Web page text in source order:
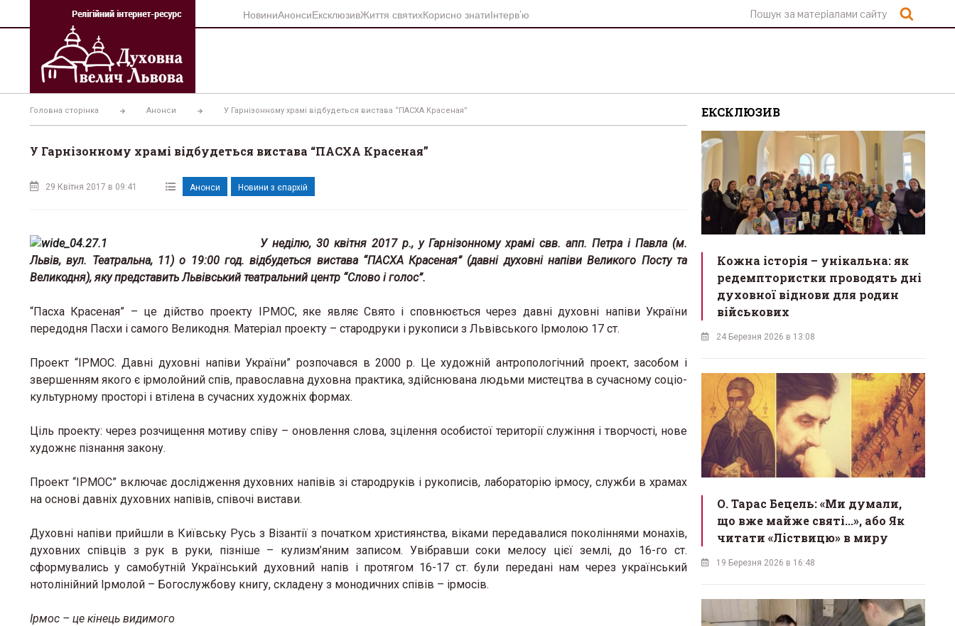
вмісту
НовиниАнонсиЕксклюзивЖиття святихКорисно знатиІнтерв’ю
Головна сторінка Анонси У Гарнізонному храмі відбудеться вистава “ПАСХА Красеная”
У Гарнізонному храмі відбудеться вистава “ПАСХА Красеная”
29 Квітня 2017 в 09:41 Анонси Новини з єпархій
У неділю, 30 квітня 2017 р., у Гарнізонному храмі свв. апп. Петра і Павла (м.
Львів, вул. Театральна, 11) о 19:00 год. відбудеться вистава “ПАСХА Красеная” (давні духовні напіви Великого Посту та
Великодня), яку представить Львівський театральний центр “Слово і голос”.
“Пасха Красеная” – це дійство проекту ІРМОС, яке являє Свято і сповнюється через давні духовні напіви України
передодня Пасхи і самого Великодня. Матеріал проекту – стародруки і рукописи з Львівського Ірмолою 17 ст.
Проект “ІРМОС. Давні духовні напіви України” розпочався в 2000 р. Це художній антропологічний проект, засобом і
звершенням якого є ірмолойний спів, православна духовна практика, здійснювана людьми мистецтва в сучасному соціо-
культурному просторі і втілена в сучасних художніх формах.
Ціль проекту: через розчищення мотиву співу – оновлення слова, зцілення особистої території служіння і творчості, нове
художнє пізнання закону.
Проект “ІРМОС” включає дослідження духовних напівів зі стародруків і рукописів, лабораторію ірмосу, служби в храмах
на основі давніх духовних напівів, співочі вистави.
Духовні напіви прийшли в Київську Русь з Візантії з початком християнства, віками передавалися поколіннями монахів,
духовних співців з рук в руки, пізніше – кулизм’яним записом. Увібравши соки мелосу цієї землі, до 16-го ст.
сформувались у самобутній Український духовний напів і протягом 16-17 ст. були передані нам через український
нотолінійний Ірмолой – Богослужбову книгу, складену з монодичних співів – ірмосів.
Ірмос – це кінець видимого
ЕКСКЛЮЗИВ
Кожна історія – унікальна: як
редемптористки проводять дні
духовної віднови для родин
військових
24 Березня 2026 в 13:08
О. Тарас Бецель: «Ми думали,
що вже майже святі...», або Як
читати «Ліствицю» в миру
19 Березня 2026 в 16:48